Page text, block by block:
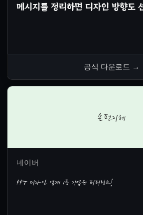
메시지를 정리하면 디자인 방향도
공식 다운로드 →
손편지체
네이버
PPT 디자인 업계 1등 기업은 피티링크!